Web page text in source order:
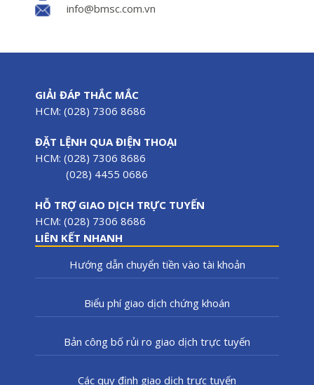
info@bmsc.com.vn
GIẢI ĐÁP THẮC MẮC
HCM: (028) 7306 8686
ĐẶT LỆNH QUA ĐIỆN THOẠI
HCM: (028) 7306 8686
(028) 4455 0686
HỖ TRỢ GIAO DỊCH TRỰC TUYẾN
HCM: (028) 7306 8686
LIÊN KẾT NHANH
Hướng dẫn chuyển tiền vào tài khoản
Biểu phí giao dịch chứng khoán
Bản công bố rủi ro giao dịch trực tuyến
Các quy định giao dịch trực tuyến